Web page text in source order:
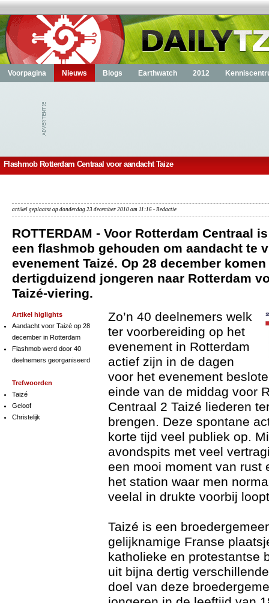
Voorpagina Nieuws Blogs Earthwatch 2012
Flashmob Rotterdam Centraal voor aandacht Taize
artikel geplaatst op donderdag 23 december 2010 om 11:16 - Redactie
ROTTERDAM - Voor Rotterdam Centraal
een flashmob gehouden om aandacht te
evenement Taizé. Op 28 december
dertigduizend jongeren naar Rotterdam
Taizé-viering.
Artikel higlights
Aandacht voor Taizé op 28
december in Rotterdam
Flashmob werd door 40
deelnemers georganiseerd
Trefwoorden
Taizé
Geloof
Christelijk
Zo’n 40 deelnemers welk
ter voorbereiding op het
evenement in Rotterdam
actief zijn in de dagen
voor het evenement
einde van de middag voor
Centraal 2 Taizé liederen
brengen. Deze spontane
korte tijd veel publiek op.
avondspits met veel
een mooi moment van rust
het station waar men
veelal in drukte voorbij
Taizé is een
gelijknamige Franse
katholieke en protestantse
uit bijna dertig
doel van deze